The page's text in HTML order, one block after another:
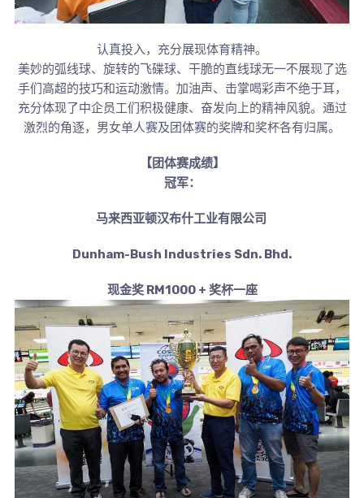
认真投入，充分展现体育精神。
美妙的弧线球、旋转的飞碟球、干脆的直线球无一不展现了选
手们高超的技巧和运动激情。加油声、击掌喝彩声不绝于耳，
充分体现了中企员工们积极健康、奋发向上的精神风貌。通过
激烈的角逐，男女单人赛及团体赛的奖牌和奖杯各有归属。
【团体赛成绩】
冠军：
马来西亚顿汉布什工业有限公司
Dunham-Bush Industries Sdn. Bhd.
现金奖 RM1000 + 奖杯一座